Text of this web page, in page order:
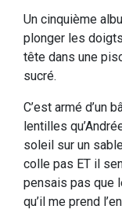
Un cinquième
plonger les
tête dans une
sucré.
C’est armé d’un
lentilles
soleil sur un
colle pas ET il
pensais pas que
qu’il me prend